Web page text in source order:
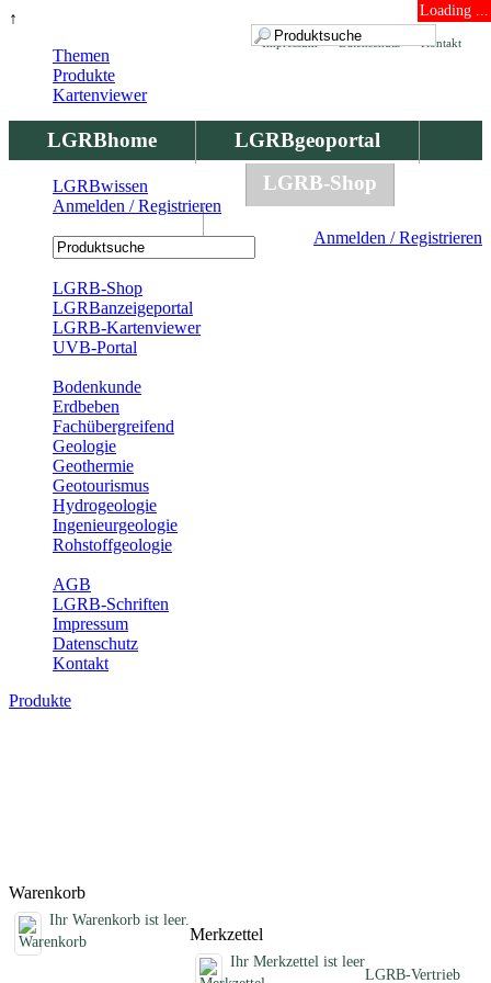
↑ Loading ...
Kontakt
Datenschutz
Impressum
LGRBhome
LGRBgeoportal
LGRBbohrungen
LGRB-Shop
Anmelden / Registrieren
Themen
Produkte
Kartenviewer
LGRBwissen
Anmelden / Registrieren
LGRB-Shop
LGRBanzeigeportal
LGRB-Kartenviewer
UVB-Portal
Bodenkunde
Erdbeben
Fachübergreifend
Geologie
Geothermie
Geotourismus
Hydrogeologie
Ingenieurgeologie
Rohstoffgeologie
AGB
LGRB-Schriften
Impressum
Datenschutz
Kontakt
Produkte
Warenkorb
Ihr Warenkorb ist leer.
Merkzettel
Ihr Merkzettel ist leer
LGRB-Vertrieb